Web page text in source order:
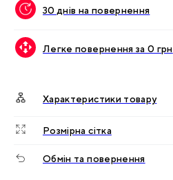
30 днів на повернення
Легке повернення за 0 грн
Характеристики товару
Розмірна сітка
Обмін та повернення